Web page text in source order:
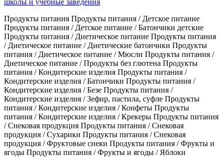
Продукты питания Продукты питания / Детское питание
Продукты питания / Детское питание / Батончики детские
Продукты питания / Диетическое питание Продукты питания
/ Диетическое питание / Диетические батончики Продукты
питания / Диетическое питание / Мюсли Продукты питания /
Диетическое питание / Продукты без глютена Продукты
питания / Кондитерские изделия Продукты питания /
Кондитерские изделия / Батончики Продукты питания /
Кондитерские изделия / Безе Продукты питания /
Кондитерские изделия / Зефир, пастила, суфле Продукты
питания / Кондитерские изделия / Конфеты Продукты
питания / Кондитерские изделия / Крекеры Продукты питания
/ Снековая продукция Продукты питания / Снековая
продукция / Сухарики Продукты питания / Снековая
продукция / Фруктовые снеки Продукты питания / Фрукты и
ягоды Продукты питания / Фрукты и ягоды / Яблоки